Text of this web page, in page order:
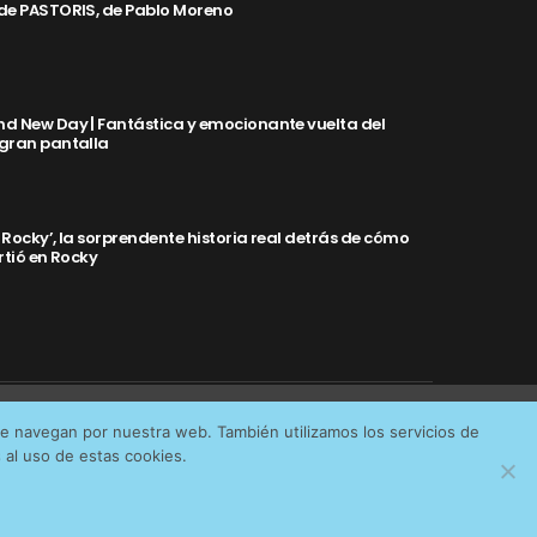
PASTORIS, de Pablo Moreno
New Day | Fantástica y emocionante vuelta del
pantalla
Rocky’, la sorprendente historia real detrás de cómo
en Rocky
por nuestra web. También utilizamos los servicios de
uso de estas cookies.
Aceptar cookies No permitir cookies